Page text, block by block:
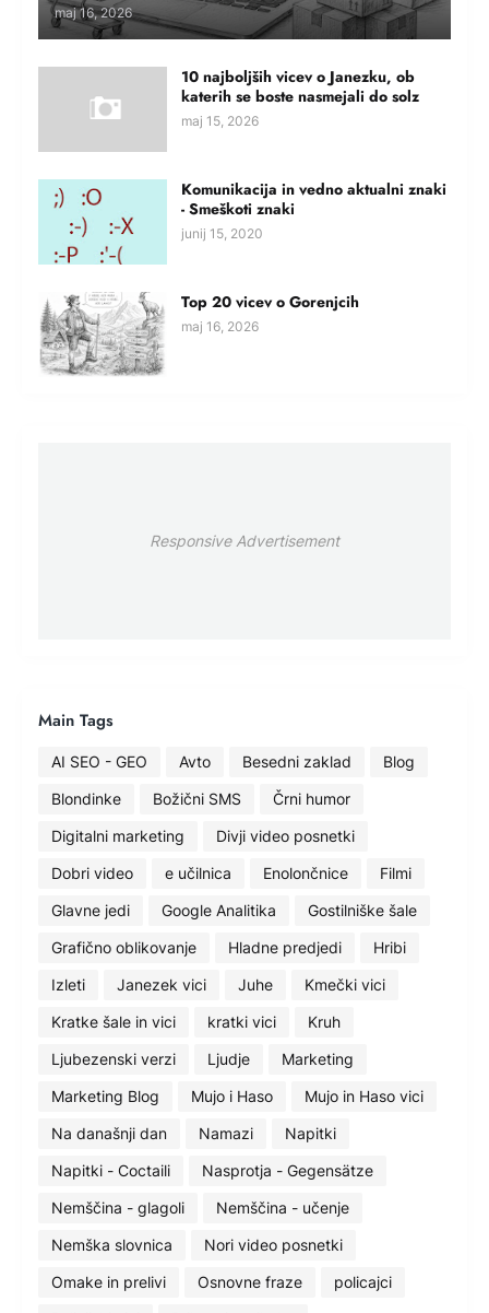
maj 16, 2026
10 najboljših vicev o Janezku, ob
katerih se boste nasmejali do solz
maj 15, 2026
Komunikacija in vedno aktualni znaki
- Smeškoti znaki
junij 15, 2020
Top 20 vicev o Gorenjcih
maj 16, 2026
Responsive Advertisement
Main Tags
AI SEO - GEO Avto Besedni zaklad
Blog
Blondinke
Božični SMS
Črni humor
Digitalni marketing
Divji video posnetki
Dobri video
e učilnica Enolončnice
Filmi
Glavne jedi
Google Analitika
Gostilniške šale
Grafično oblikovanje
Hladne predjedi
Hribi
Izleti
Janezek vici Juhe
Kmečki vici
Kratke šale in vici
kratki vici
Kruh
Ljubezenski verzi
Ljudje
Marketing
Marketing Blog
Mujo i Haso
Mujo in Haso vici
Na današnji dan
Namazi
Napitki
Napitki - Coctaili
Nasprotja - Gegensätze
Nemščina - glagoli
Nemščina - učenje
Nemška slovnica
Nori video posnetki
Omake in prelivi
Osnovne fraze
policajci